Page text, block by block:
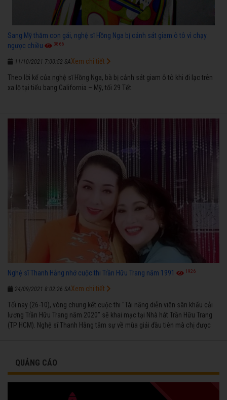
Sang Mỹ thăm con gái, nghệ sĩ Hồng Nga bị cảnh sát giam ô tô vì chạy
ngược chiều
3866
11/10/2021 7:00:52 SA
Theo lời kể của nghệ sĩ Hồng Nga, bà bị cảnh sát giam ô tô khi đi lạc trên
xa lộ tại tiểu bang California – Mỹ, tối 29 Tết.
Xem chi tiết
Nghệ sĩ Thanh Hằng nhớ cuộc thi Trần Hữu Trang năm 1991 1926
24/09/2021 8:02:26 SA
Tối nay (26-10), vòng chung kết cuộc thi "Tài năng diễn viên sân khấu cải
lương Trần Hữu Trang năm 2020" sẽ khai mạc tại Nhà hát Trần Hữu Trang
(TP HCM). Nghệ sĩ Thanh Hằng tâm sự về mùa giải đầu tiên mà chị được
Xem chi tiết
QUẢNG CÁO